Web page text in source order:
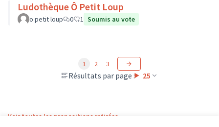
Ludothèque Ô Petit Loup
o petit loup 0 1 Soumis au vote
Résultats par page : 25
1 2 3
Voir toutes les propositions retirées